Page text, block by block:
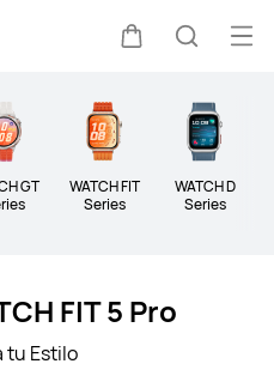
GT
WATCH FIT
Series
WATCH D
Series
FIT 5 Pro
tu Estilo